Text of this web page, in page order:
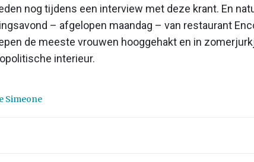
nog tijdens een interview met deze krant. En
– afgelopen maandag – van restaurant
de meeste vrouwen hooggehakt en in
interieur.
Simeone